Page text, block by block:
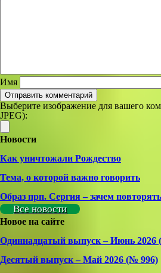
Имя
Выберите изображение для вашего
JPEG):
Новости
Как уничтожали Рождество
Тема, о которой важно говорить
Образ прп. Сергия – зачем
Все новости
Новое на сайте
Одиннадцатый выпуск – Июнь 2026
Деcятый выпуск – Май 2026 (№ 996)